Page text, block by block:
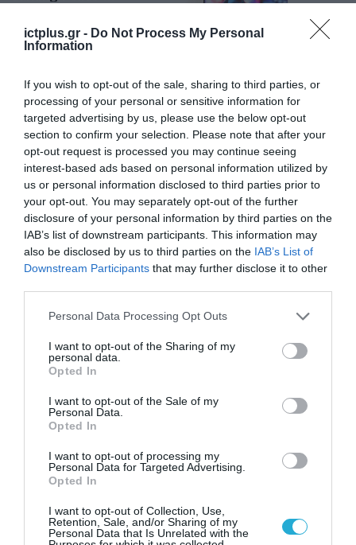
ictplus.gr - Do Not Process My Personal
Information
If you wish to opt-out of the sale, sharing to third parties, or
processing of your personal or sensitive information for
targeted advertising by us, please use the below opt-out
section to confirm your selection. Please note that after your
opt-out request is processed you may continue seeing
interest-based ads based on personal information utilized by
us or personal information disclosed to third parties prior to
your opt-out. You may separately opt-out of the further
disclosure of your personal information by third parties on the
IAB’s list of downstream participants. This information may
also be disclosed by us to third parties on the IAB’s List of
Downstream Participants that may further disclose it to other
Please note that this website/app uses one or more Google
not limited to your visit or usage behaviour. You may click to
grant or deny consent to Google and its third-party tags to
use your data for below specified purposes in below Google
consent section.
Personal Data Processing Opt Outs
I want to opt-out of the Sharing of my
personal data.
Opted In
I want to opt-out of the Sale of my
Personal Data.
Opted In
I want to opt-out of processing my
Personal Data for Targeted Advertising.
Opted In
I want to opt-out of Collection, Use,
Retention, Sale, and/or Sharing of my
Personal Data that Is Unrelated with the
ενισχύει την ασφάλεια
των παιδιών στο
διαδίκτυο
ΑΑΔΕ: Διευκρινίσεις
παραβάσεις που
αφορούν τους ΦΗΜ
31.07.2026
Σ. Καλαφάτης: «Η
Τεχνητή Νοημοσύνη
δεν είναι απλώς μια
νέα τεχνολογία, είναι
μια νέα βιομηχανική
επανάσταση»
Νέος οδηγός του ΕΚΤ
για τη χρηματοδότηση
των ελληνικών
χώρο της άμυνας
Η πιο ταξιδιάρικη
βαλίτσα του φετινού
καλοκαιριού έχει την
υπογραφή της Xiaomi
31.07.2026
ΟΛΗ Η ΡΟΗ ΕΙΔΗΣΕΩΝ